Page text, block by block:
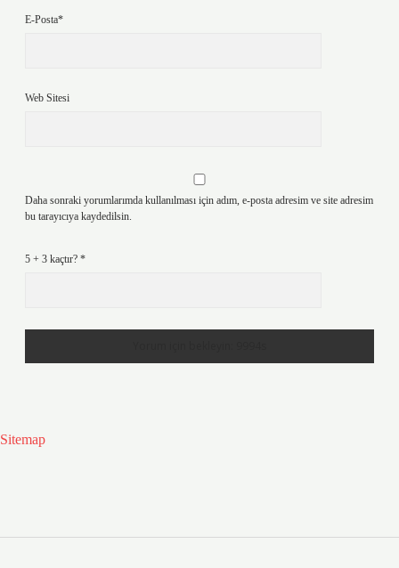
E-Posta*
Web Sitesi
Daha sonraki yorumlarımda kullanılması için adım, e-posta adresim ve site adresim
bu tarayıcıya kaydedilsin.
5 + 3 kaçtır? *
Sitemap